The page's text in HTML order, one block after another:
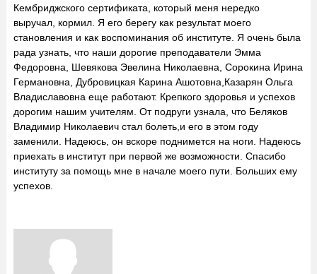
Кембриджского сертификата, который меня нередко
выручал, кормил. Я его берегу как результат моего
становления и как воспоминания об институте. Я очень была
рада узнать, что наши дорогие преподаватели Эмма
Федоровна, Шевякова Эвелина Николаевна, Сорокина Ирина
Германовна, Дубровицкая Карина Ашотовна,Казарян Ольга
Владиславовна еще работают. Крепкого здоровья и успехов
дорогим нашим учителям. От подруги узнала, что Беляков
Владимир Николаевич стал болеть,и его в этом году
заменили. Надеюсь, он вскоре поднимется на ноги. Надеюсь
приехать в институт при первой же возможности. Спасибо
институту за помощь мне в начале моего пути. Больших ему
успехов.